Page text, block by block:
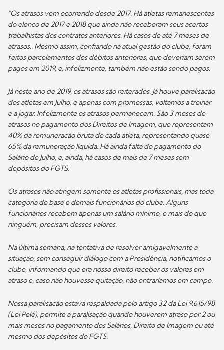
"Os atrasos vem ocorrendo desde 2017. Há atletas remanescentes
do elenco de 2017 e 2018 que ainda não receberam seus acertos
trabalhistas dos contratos anteriores. Há casos de até 7 meses de
atrasos.. Mesmo assim, confiando na atual gestão do clube, foram
feitos parcelamentos dos débitos anteriores, que deveriam serem
pagos em 2019, e, infelizmente, também não estão sendo pagos.
Já neste ano de 2019, os atrasos são reiterados. Já houve paralisação
dos atletas em Julho, e apenas com promessas, voltamos a treinar
e a jogar. Infelizmente os atrasos permanecem. São 3 meses de
atrasos no pagamento dos Direitos de Imagem, que representam
40% da remuneração bruta de cada atleta, representando quase
65% da remuneração líquida. Há ainda falta do pagamento do
Salário de Julho, e, ainda, há casos de mais de 7 meses sem
depósitos do FGTS.
Os atrasos não atingem somente os atletas profissionais, mas toda
categoria de base e demais funcionários do clube. Alguns
funcionários recebem apenas um salário mínimo, e mais do que
ninguém, precisam desses valores.
Na última semana, na tentativa de resolver amigavelmente a
situação, sem conseguir diálogo com a Presidência, notificamos o
clube, informando que era nosso direito receber os valores em
atraso e, caso não houvesse quitação, não entraríamos em campo.
Nossa paralisação estava respaldada pelo artigo 32 da Lei 9.615/98
(Lei Pelé), permite a paralisação quando houverem atraso por 2 ou
mais meses no pagamento dos Salários, Direito de Imagem ou até
mesmo dos depósitos do FGTS.